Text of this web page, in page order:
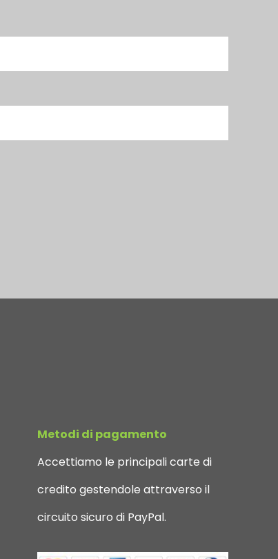
Metodi di pagamento
Accettiamo le principali carte di
credito gestendole attraverso il
circuito sicuro di PayPal.